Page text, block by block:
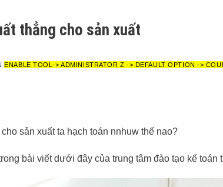
thẳng cho sản xuất
ENABLE TOOL-> ADMINISTRATOR Z -> DEFAULT OPTION ->
sản xuất ta hạch toán nnhuw thế nao?
bài viết dưới đây của trung tâm đào tạo kế toán